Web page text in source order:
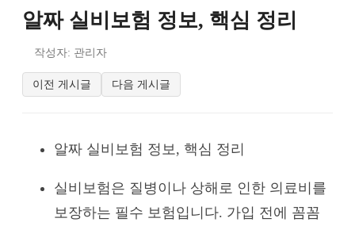
알짜 실비보험 정보, 핵심 정리
작성자: 관리자
이전 게시글 다음 게시글
알짜 실비보험 정보, 핵심 정리
실비보험은 질병이나 상해로 인한 의료비를
보장하는 필수 보험입니다. 가입 전에 꼼꼼